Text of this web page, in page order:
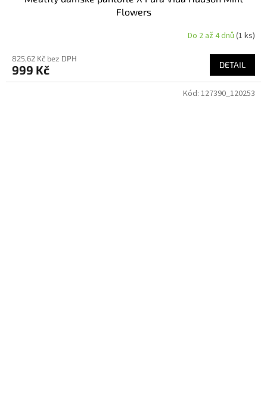
Flowers
Do 2 až 4 dnů (1 ks)
825,62 Kč bez DPH
999 Kč DETAIL
Kód: 127390_120253